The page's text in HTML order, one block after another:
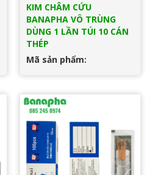
KIM CHÂM CỨU
BANAPHA VÔ TRÙNG
DÙNG 1 LẦN TÚI 10 CÁN
THÉP
Mã sản phẩm: